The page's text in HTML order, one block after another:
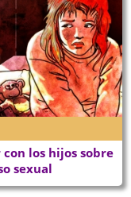
con los hijos sobre
sexual